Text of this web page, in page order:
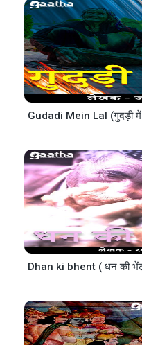
Gudadi Mein Lal (गुदड़ी
Dhan ki bhent ( धन की